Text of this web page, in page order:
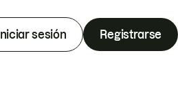
Iniciar sesión Registrarse